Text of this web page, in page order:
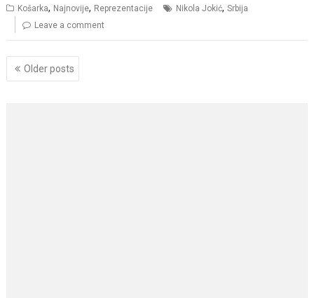
Košarka, Najnovije, Reprezentacije Nikola Jokić,Srbija
Leave a comment
Posts
navigation
Older posts